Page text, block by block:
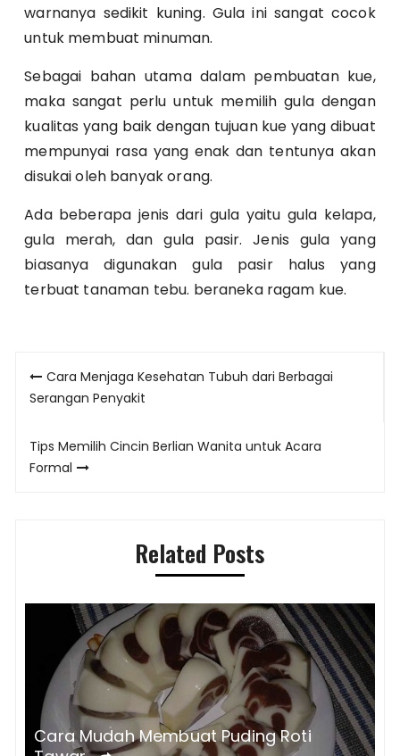
warnanya sedikit kuning. Gula ini sangat cocok
untuk membuat minuman.
Sebagai bahan utama dalam pembuatan kue,
maka sangat perlu untuk memilih gula dengan
kualitas yang baik dengan tujuan kue yang dibuat
mempunyai rasa yang enak dan tentunya akan
disukai oleh banyak orang.
Ada beberapa jenis dari gula yaitu gula kelapa,
gula merah, dan gula pasir. Jenis gula yang
biasanya digunakan gula pasir halus yang
terbuat tanaman tebu. beraneka ragam kue.
Post
navigation
Cara Menjaga Kesehatan Tubuh dari Berbagai
Serangan Penyakit
Tips Memilih Cincin Berlian Wanita untuk Acara
Formal
Related Posts
Cara Mudah Membuat Puding Roti